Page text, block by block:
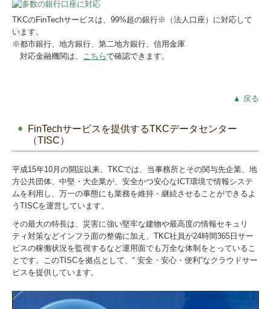
TKCのFinTechサービスは、99%超の銀行※（法人口座）に対応して
います。
※都市銀行、地方銀行、第二地方銀行、信用金庫
対応金融機関は、 こちらで確認できます。
▲ 戻る
FinTechサービスを提供するTKCデータセンター
（TISC）
平成15年10月の開設以来、TKCでは、当事務所とその関与先企業、地
方公共団体、中堅・大企業が、安全かつ安心なICT環境で情報システ
ムを利用し、万一の事態にも業務を維持・継続させることができるよ
うTISCを運営しています。
その最大の特長は、災害に強い堅牢な建物や最高度の情報セキュリ
ティ対策などインフラ面の整備に加え、TKC社員が24時間365日サー
ビスの稼働状況を監視するなど運用面でも万全な体制をとっているこ
とです。このTISCを拠点として、“ 安全・安心・便利”なクラウドサー
ビスを提供しています。